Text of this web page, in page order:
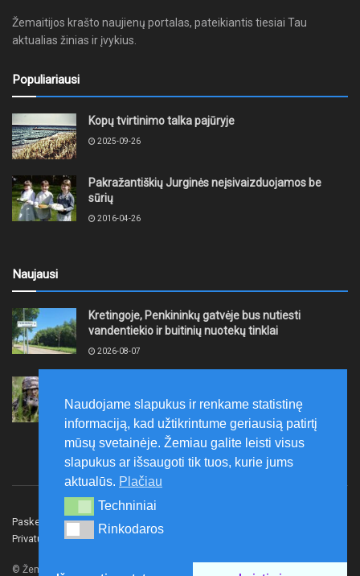
Žemaitijos krašto naujienų portalas, pateikiantis tiesiai Tau
aktualias žinias ir įvykius.
Populiariausi
Kopų tvirtinimo talka pajūryje
2025-09-26
Pakražantiškių Jurginės neįsivaizduojamos be
sūrių
2016-04-26
Naujausi
Kretingoje, Penkininkų gatvėje bus nutiesti
vandentiekio ir buitinių nuotekų tinklai
2026-08-07
rinktinė vykdys karines pratybas
2026-08-07
Paskelbk naujieną Rašyti redakcijai
Privatumo politika
© Žemaitijos gidas.
Naudojame slapukus ir renkame statistinę
informaciją, kad užtikrintume geriausią patirtį
mūsų svetainėje. Žemiau galite leisti visus
slapukus ar išsaugoti tik tuos, kurie jums
aktualūs. Plačiau
Techniniai
Techniniai
Rinkodaros
Rinkodaros